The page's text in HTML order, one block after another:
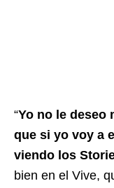
“Yo no le deseo
que si yo voy a
viendo los
bien en el Vive,